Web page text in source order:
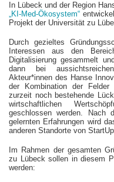
In Lübeck und der Region
„KI-Med-Ökosystem“
Projekt der Universität zu
Durch gezieltes
Interessen aus den
Digitalisierung gesammelt
dann bei
Akteur*innen des Hanse
der Kombination der Felder
zurzeit noch bestehende
wirtschaftlichen
geschlossen werden. Nach
gelernten Erfahrungen wird
anderen Standorte von
Im Rahmen der gesamten
zu Lübeck sollen in diesem
werden: